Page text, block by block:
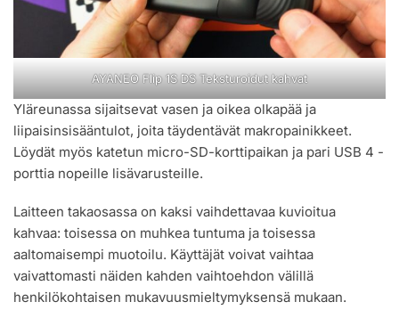
AYANEO Flip 1S DS Teksturoidut kahvat
Yläreunassa sijaitsevat vasen ja oikea olkapää ja
liipaisinsisääntulot, joita täydentävät makropainikkeet.
Löydät myös katetun micro-SD-korttipaikan ja pari USB 4 -
porttia nopeille lisävarusteille.
Laitteen takaosassa on kaksi vaihdettavaa kuvioitua
kahvaa: toisessa on muhkea tuntuma ja toisessa
aaltomaisempi muotoilu. Käyttäjät voivat vaihtaa
vaivattomasti näiden kahden vaihtoehdon välillä
henkilökohtaisen mukavuusmieltymyksensä mukaan.